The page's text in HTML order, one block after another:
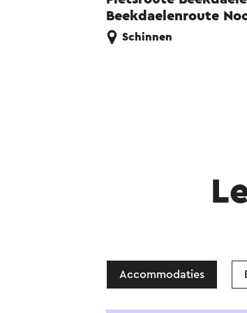
Beekdaelenroute
Schinnen
Accommodaties